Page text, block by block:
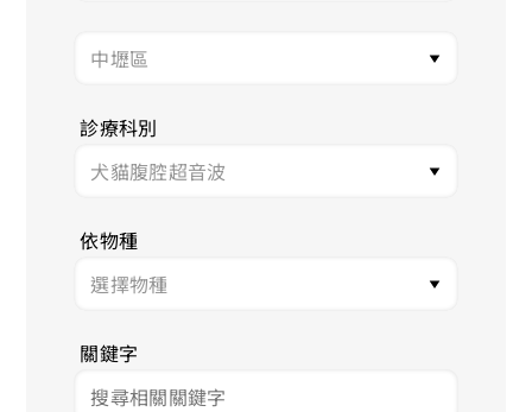
診療科別
依物種
關鍵字